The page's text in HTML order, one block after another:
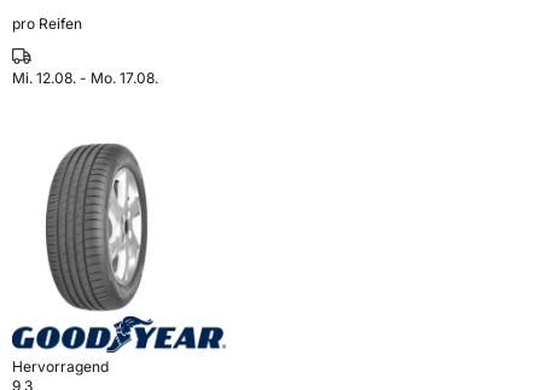
pro Reifen
Mi. 12.08. - Mo. 17.08.
Hervorragend
9,3